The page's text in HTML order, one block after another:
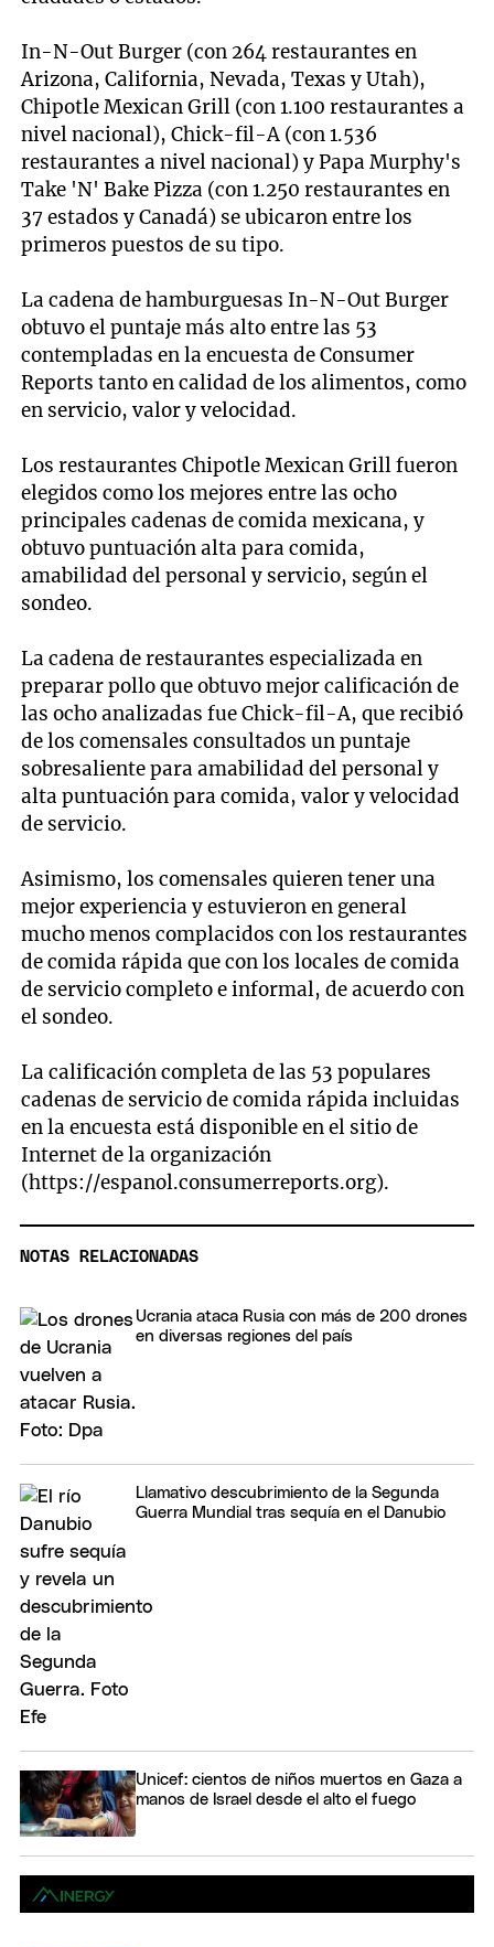
In-N-Out Burger (con 264 restaurantes en
Arizona, California, Nevada, Texas y Utah),
Chipotle Mexican Grill (con 1.100 restaurantes a
nivel nacional), Chick-fil-A (con 1.536
restaurantes a nivel nacional) y Papa Murphy's
Take 'N' Bake Pizza (con 1.250 restaurantes en
37 estados y Canadá) se ubicaron entre los
primeros puestos de su tipo.
La cadena de hamburguesas In-N-Out Burger
obtuvo el puntaje más alto entre las 53
contempladas en la encuesta de Consumer
Reports tanto en calidad de los alimentos, como
en servicio, valor y velocidad.
Los restaurantes Chipotle Mexican Grill fueron
elegidos como los mejores entre las ocho
principales cadenas de comida mexicana, y
obtuvo puntuación alta para comida,
amabilidad del personal y servicio, según el
sondeo.
La cadena de restaurantes especializada en
preparar pollo que obtuvo mejor calificación de
las ocho analizadas fue Chick-fil-A, que recibió
de los comensales consultados un puntaje
sobresaliente para amabilidad del personal y
alta puntuación para comida, valor y velocidad
de servicio.
Asimismo, los comensales quieren tener una
mejor experiencia y estuvieron en general
mucho menos complacidos con los restaurantes
de comida rápida que con los locales de comida
de servicio completo e informal, de acuerdo con
el sondeo.
La calificación completa de las 53 populares
cadenas de servicio de comida rápida incluidas
en la encuesta está disponible en el sitio de
Internet de la organización
(https://espanol.consumerreports.org).
NOTAS RELACIONADAS
Ucrania ataca Rusia con más de 200 drones
en diversas regiones del país
Llamativo descubrimiento de la Segunda
Guerra Mundial tras sequía en el Danubio
Unicef: cientos de niños muertos en Gaza a
manos de Israel desde el alto el fuego